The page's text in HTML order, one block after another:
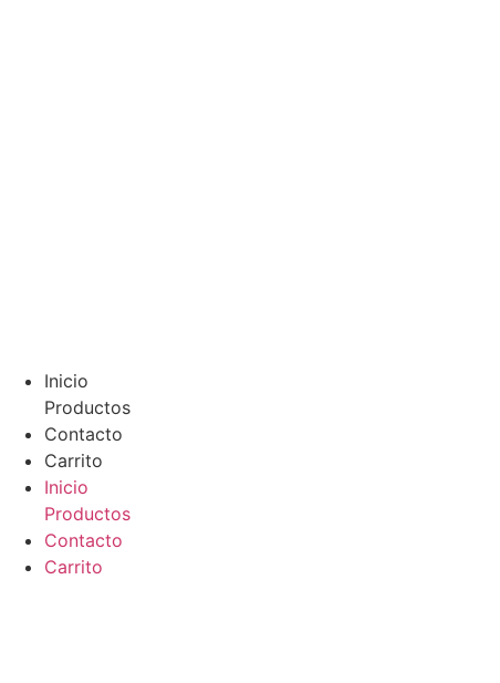
Inicio
Productos
Contacto
Carrito
Inicio
Productos
Contacto
Carrito